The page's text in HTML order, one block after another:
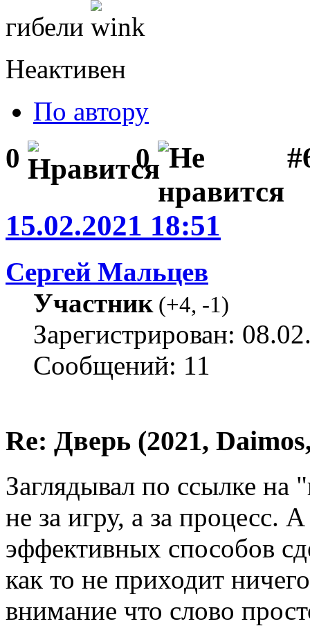
гибели
Неактивен
По автору
0 0
15.02.2021 18:51
Сергей Мальцев
Участник(+4, -1)
Зарегистрирован:
Сообщений: 11
Re: Дверь (2021,
Заглядывал по ссылке
не за игру, а за процесс.
эффективных способов
как то не приходит
внимание что слово